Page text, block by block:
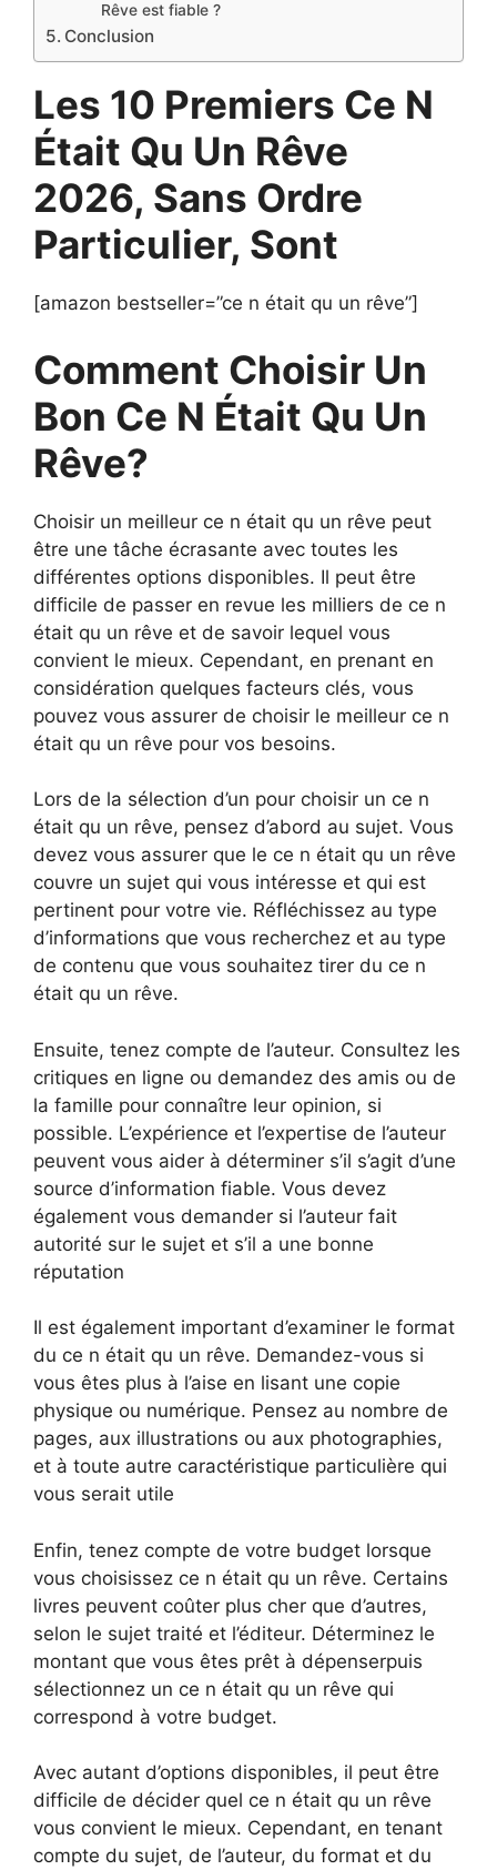
Rêve est fiable ?
Conclusion
Les 10 Premiers Ce N
Était Qu Un Rêve
2026, Sans Ordre
Particulier, Sont
[amazon bestseller=”ce n était qu un rêve”]
Comment Choisir Un
Bon Ce N Était Qu Un
Rêve?
Choisir un meilleur ce n était qu un rêve peut
être une tâche écrasante avec toutes les
différentes options disponibles. Il peut être
difficile de passer en revue les milliers de ce n
était qu un rêve et de savoir lequel vous
convient le mieux. Cependant, en prenant en
considération quelques facteurs clés, vous
pouvez vous assurer de choisir le meilleur ce n
était qu un rêve pour vos besoins.
Lors de la sélection d’un pour choisir un ce n
était qu un rêve, pensez d’abord au sujet. Vous
devez vous assurer que le ce n était qu un rêve
couvre un sujet qui vous intéresse et qui est
pertinent pour votre vie. Réfléchissez au type
d’informations que vous recherchez et au type
de contenu que vous souhaitez tirer du ce n
était qu un rêve.
Ensuite, tenez compte de l’auteur. Consultez les
critiques en ligne ou demandez des amis ou de
la famille pour connaître leur opinion, si
possible. L’expérience et l’expertise de l’auteur
peuvent vous aider à déterminer s’il s’agit d’une
source d’information fiable. Vous devez
également vous demander si l’auteur fait
autorité sur le sujet et s’il a une bonne
réputation
Il est également important d’examiner le format
du ce n était qu un rêve. Demandez-vous si
vous êtes plus à l’aise en lisant une copie
physique ou numérique. Pensez au nombre de
pages, aux illustrations ou aux photographies,
et à toute autre caractéristique particulière qui
vous serait utile
Enfin, tenez compte de votre budget lorsque
vous choisissez ce n était qu un rêve. Certains
livres peuvent coûter plus cher que d’autres,
selon le sujet traité et l’éditeur. Déterminez le
montant que vous êtes prêt à dépenserpuis
sélectionnez un ce n était qu un rêve qui
correspond à votre budget.
Avec autant d’options disponibles, il peut être
difficile de décider quel ce n était qu un rêve
vous convient le mieux. Cependant, en tenant
compte du sujet, de l’auteur, du format et du